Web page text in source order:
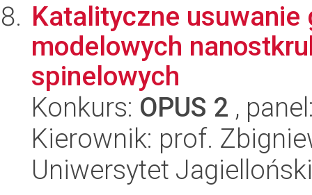
Katalityczne usuwanie
modelowych
spinelowych
Konkurs: OPUS 2 ,
Kierownik: prof.
Uniwersytet